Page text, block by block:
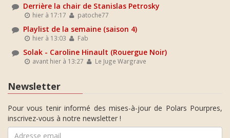
Derrière la chair de Stanislas Petrosky
hier à 17:17 patoche77
Playlist de la semaine (saison 4)
hier à 13:03 Fab
Solak - Caroline Hinault (Rouergue Noir)
avant hier à 13:27 Le Juge Wargrave
Newsletter
Pour vous tenir informé des mises-à-jour de Polars Pourpres,
inscrivez-vous à notre newsletter !